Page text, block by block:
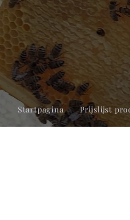
Startpagina Prijslijst